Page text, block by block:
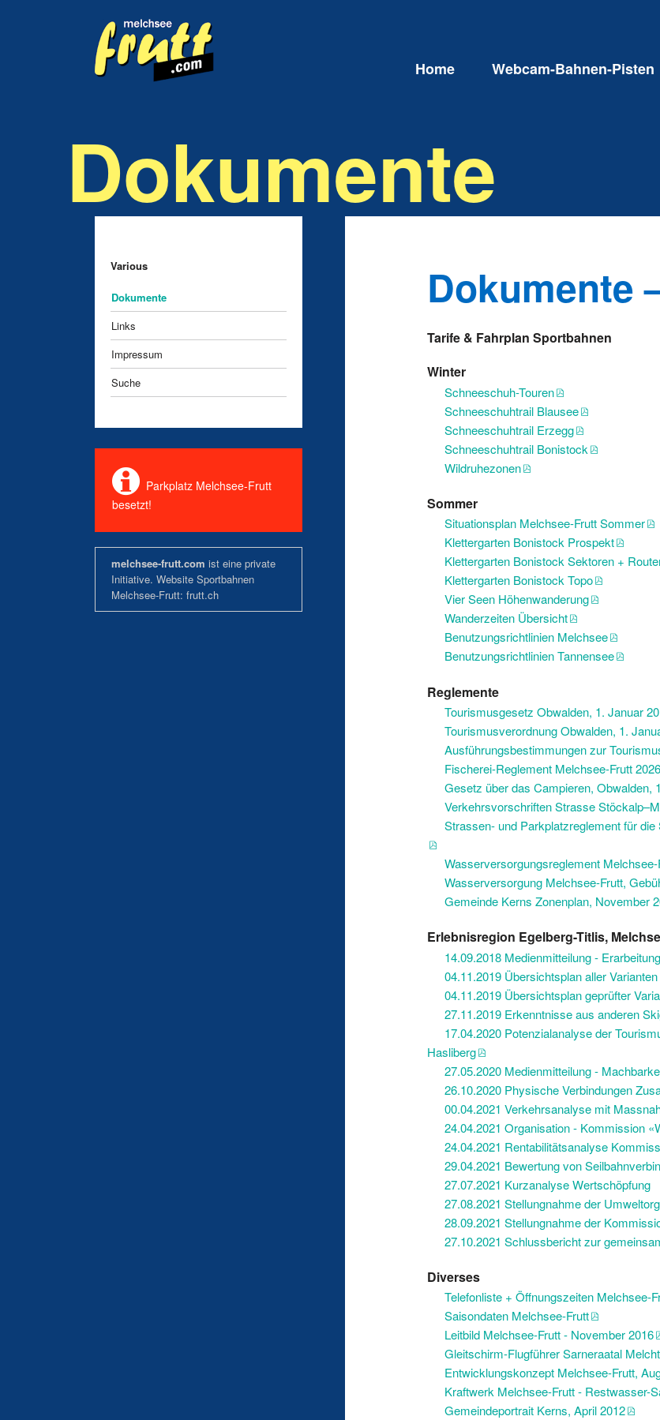
Navigation
Home Webcam-Bahnen-Pisten
Dokumente
Dokumente
Tarife & Fahrplan Sportbahnen
Winter
Schneeschuh-Touren
Schneeschuhtrail Blausee
Schneeschuhtrail Erzegg
Schneeschuhtrail Bonistock
Wildruhezonen
Sommer
Situationsplan Melchsee-Frutt Sommer
Klettergarten Bonistock Prospekt
Klettergarten Bonistock Sektoren +
Klettergarten Bonistock Topo
Vier Seen Höhenwanderung
Wanderzeiten Übersicht
Benutzungsrichtlinien Melchsee
Benutzungsrichtlinien Tannensee
Reglemente
Tourismusgesetz Obwalden, 1. Januar
Tourismusverordnung Obwalden, 1.
Ausführungsbestimmungen zur
Fischerei-Reglement Melchsee-Frutt 2026
Gesetz über das Campieren, Obwalden,
Verkehrsvorschriften Strasse
Strassen- und Parkplatzreglement für
Wasserversorgungsreglement
Wasserversorgung Melchsee-Frutt,
Gemeinde Kerns Zonenplan, November
Erlebnisregion Egelberg-Titlis,
14.09.2018 Medienmitteilung -
04.11.2019 Übersichtsplan aller Varianten
04.11.2019 Übersichtsplan geprüfter
27.11.2019 Erkenntnisse aus anderen
17.04.2020 Potenzialanalyse der
Hasliberg
27.05.2020 Medienmitteilung -
26.10.2020 Physische Verbindungen
00.04.2021 Verkehrsanalyse mit
24.04.2021 Organisation - Kommission
24.04.2021 Rentabilitätsanalyse
29.04.2021 Bewertung von
27.07.2021 Kurzanalyse Wertschöpfung
27.08.2021 Stellungnahme der
28.09.2021 Stellungnahme der
27.10.2021 Schlussbericht zur
Diverses
Telefonliste + Öffnungszeiten Melchsee-
Saisondaten Melchsee-Frutt
Leitbild Melchsee-Frutt - November 2016
Gleitschirm-Flugführer Sarneraatal
Entwicklungskonzept Melchsee-Frutt,
Kraftwerk Melchsee-Frutt - Restwasser-
Gemeindeportrait Kerns, April 2012
Navigation
Various
Dokumente
Links
Impressum
Suche
Parkplatz Melchsee-Frutt
besetzt!
melchsee-frutt.com ist eine private
Initiative. Website Sportbahnen
Melchsee-Frutt: frutt.ch